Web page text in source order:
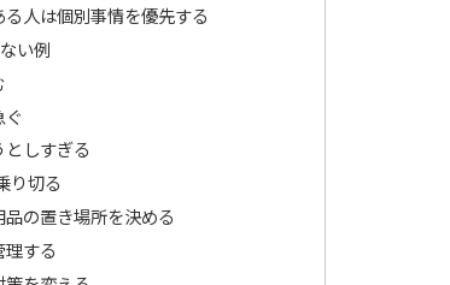
人は個別事情を優先する
い例
しすぎる
り切る
の置き場所を決める
する